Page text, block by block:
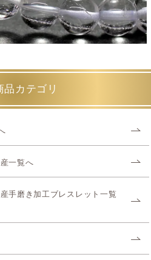
品カテゴリ
一覧へ
手磨き加工ブレスレット一覧